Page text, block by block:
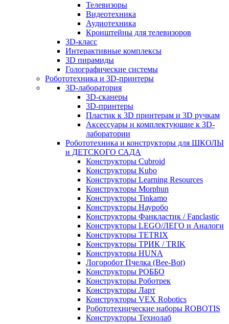
Телевизоры
Видеотехника
Аудиотехника
Кронштейны для телевизоров
3D-класс
Интерактивные комплексы
3D пирамиды
Голографические системы
Робототехника и 3D-принтеры
3D-лаборатория
3D-сканеры
3D-принтеры
Пластик к 3D принтерам и 3D ручкам
Аксессуары и комплектующие к 3D-
лаборатории
Робототехника и конструкторы для ШКОЛЫ
и ДЕТСКОГО САДА
Конструкторы Cubroid
Конструкторы Kubo
Конструкторы Learning Resources
Конструкторы Morphun
Конструкторы Tinkamo
Конструкторы Науробо
Конструкторы Фанкластик / Fanclastic
Конструкторы LEGO/ЛЕГО и Аналоги
Конструкторы TETRIX
Конструкторы ТРИК / TRIK
Конструкторы HUNA
Логоробот Пчелка (Bee-Bot)
Конструкторы РОББО
Конструкторы Роботрек
Конструкторы Ларт
Конструкторы VEX Robotics
Робототехнические наборы ROBOTIS
Конструкторы Технолаб